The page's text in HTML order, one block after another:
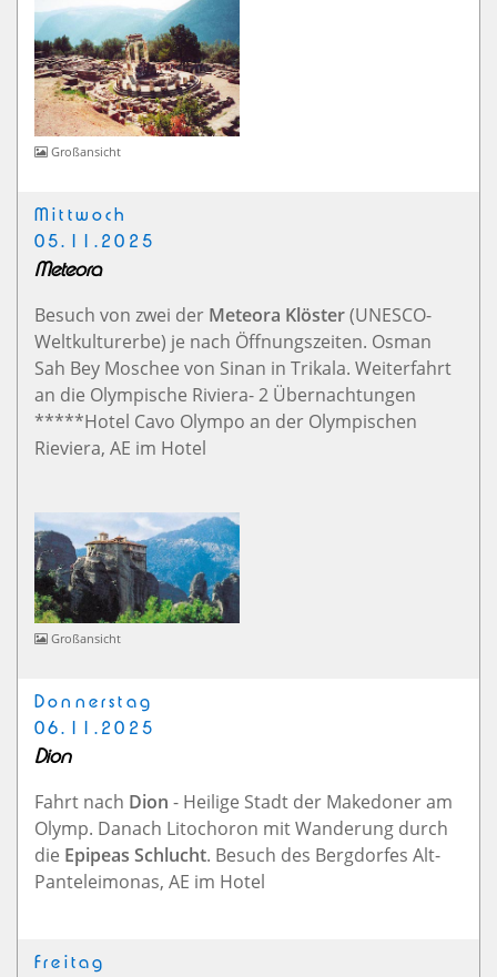
Großansicht
Mittwoch
05.11.2025
Meteora
Besuch von zwei der Meteora Klöster(UNESCO-
Weltkulturerbe) je nach Öffnungszeiten. Osman
Sah Bey Moschee von Sinan in Trikala. Weiterfahrt
an die Olympische Riviera- 2 Übernachtungen
*****Hotel Cavo Olympo an der Olympischen
Rieviera, AE im Hotel
Großansicht
Donnerstag
06.11.2025
Dion
Fahrt nach Dion - Heilige Stadt der Makedoner am
Olymp. Danach Litochoron mit Wanderung durch
die Epipeas Schlucht. Besuch des Bergdorfes Alt-
Panteleimonas, AE im Hotel
Freitag